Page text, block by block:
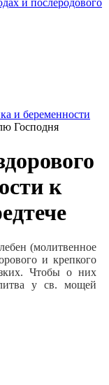
и послеродового
и беременности
Господня
к
(молитвенное
и крепкого
Чтобы о них
у св. мощей